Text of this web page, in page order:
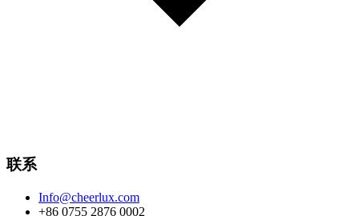
联系
Info@cheerlux.com
+86 0755 2876 0002